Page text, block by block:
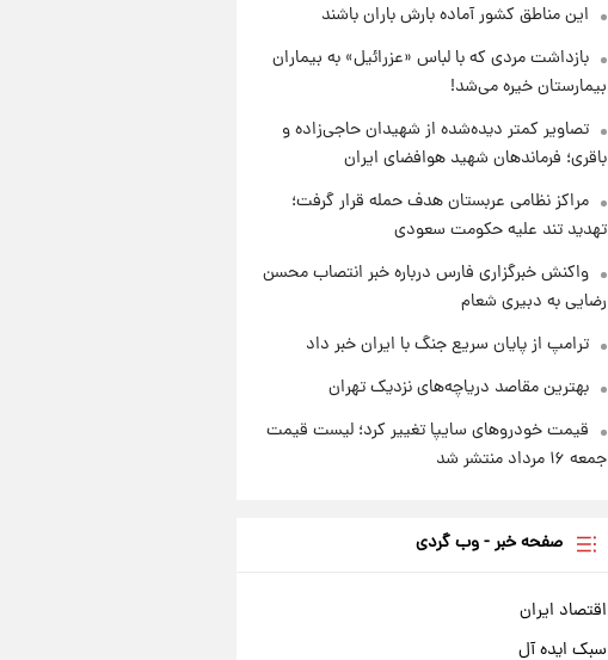
این مناطق کشور آماده بارش باران باشند
بازداشت مردی که با لباس «عزرائیل» به بیماران
بیمارستان خیره می‌شد!
تصاویر کمتر دیده‌شده از شهیدان حاجی‌زاده و
باقری؛ فرماندهان شهید هوافضای ایران
مراکز نظامی عربستان هدف حمله قرار گرفت؛
تهدید تند علیه حکومت سعودی
واکنش خبرگزاری فارس درباره خبر انتصاب محسن
رضایی به دبیری شعام
ترامپ از پایان سریع جنگ با ایران خبر داد
بهترین مقاصد دریاچه‌های نزدیک تهران
قیمت خودروهای سایپا تغییر کرد؛ لیست قیمت
جمعه ۱۶ مرداد منتشر شد
صفحه خبر - وب گردی
اقتصاد ایران
سبک ایده آل